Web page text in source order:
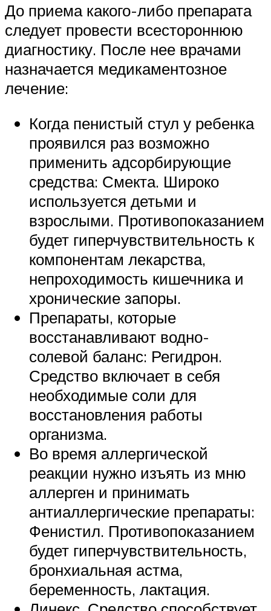
До приема какого-либо препарата
следует провести всестороннюю
диагностику. После нее врачами
назначается медикаментозное
лечение:
Когда пенистый стул у ребенка
проявился раз возможно
применить адсорбирующие
средства: Смекта. Широко
используется детьми и
взрослыми. Противопоказанием
будет гиперчувствительность к
компонентам лекарства,
непроходимость кишечника и
хронические запоры.
Препараты, которые
восстанавливают водно-
солевой баланс: Регидрон.
Средство включает в себя
необходимые соли для
восстановления работы
организма.
Во время аллергической
реакции нужно изъять из мню
аллерген и принимать
антиаллергические препараты:
Фенистил. Противопоказанием
будет гиперчувствительность,
бронхиальная астма,
беременность, лактация.